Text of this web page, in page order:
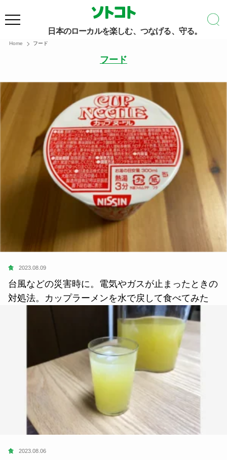
日本のローカルを楽しむ、つなげる、守る。
Home フード
フード
食 2023.08.09
台風などの災害時に。電気やガスが止まったときの
対処法。カップラーメンを水で戻して食べてみた
食 2023.08.06